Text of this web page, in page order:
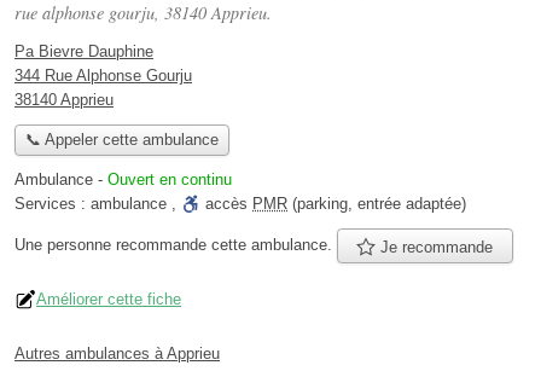
rue alphonse gourju, 38140 Apprieu.
Pa Bievre Dauphine
344 Rue Alphonse Gourju
38140 Apprieu
📞 Appeler cette ambulance
Ambulance - Ouvert en continu
Services : ambulance , accès PMR (parking, entrée adaptée)
Une personne recommande cette ambulance. Je recommande
Améliorer cette fiche
Autres ambulances à Apprieu